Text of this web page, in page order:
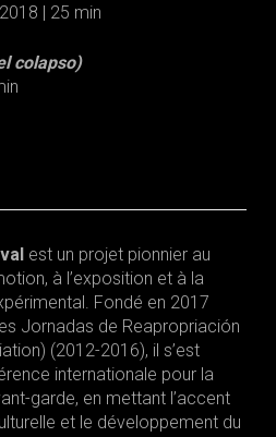
| 25 min
colapso)
est un projet pionnier au
à l’exposition et à la
Fondé en 2017
Jornadas de Reapropriación
(2012-2016), il s’est
internationale pour la
garde, en mettant l’accent
et le développement du